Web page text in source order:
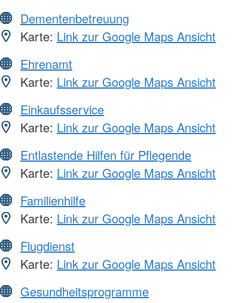
Dementenbetreuung
Karte: Link zur Google Maps Ansicht
Ehrenamt
Karte: Link zur Google Maps Ansicht
Einkaufsservice
Karte: Link zur Google Maps Ansicht
Entlastende Hilfen für Pflegende
Karte: Link zur Google Maps Ansicht
Familienhilfe
Karte: Link zur Google Maps Ansicht
Flugdienst
Karte: Link zur Google Maps Ansicht
Gesundheitsprogramme